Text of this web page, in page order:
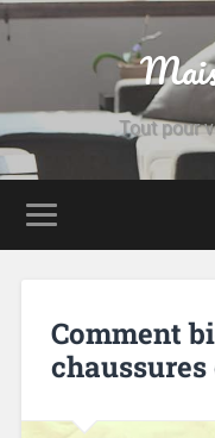
Tout pour
Comment
chaussures